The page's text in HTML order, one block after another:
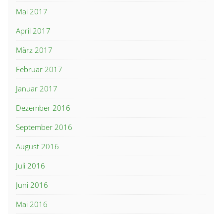
Mai 2017
April 2017
März 2017
Februar 2017
Januar 2017
Dezember 2016
September 2016
August 2016
Juli 2016
Juni 2016
Mai 2016